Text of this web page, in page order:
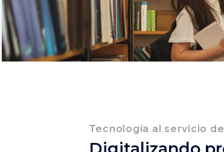
Tecnología al servicio